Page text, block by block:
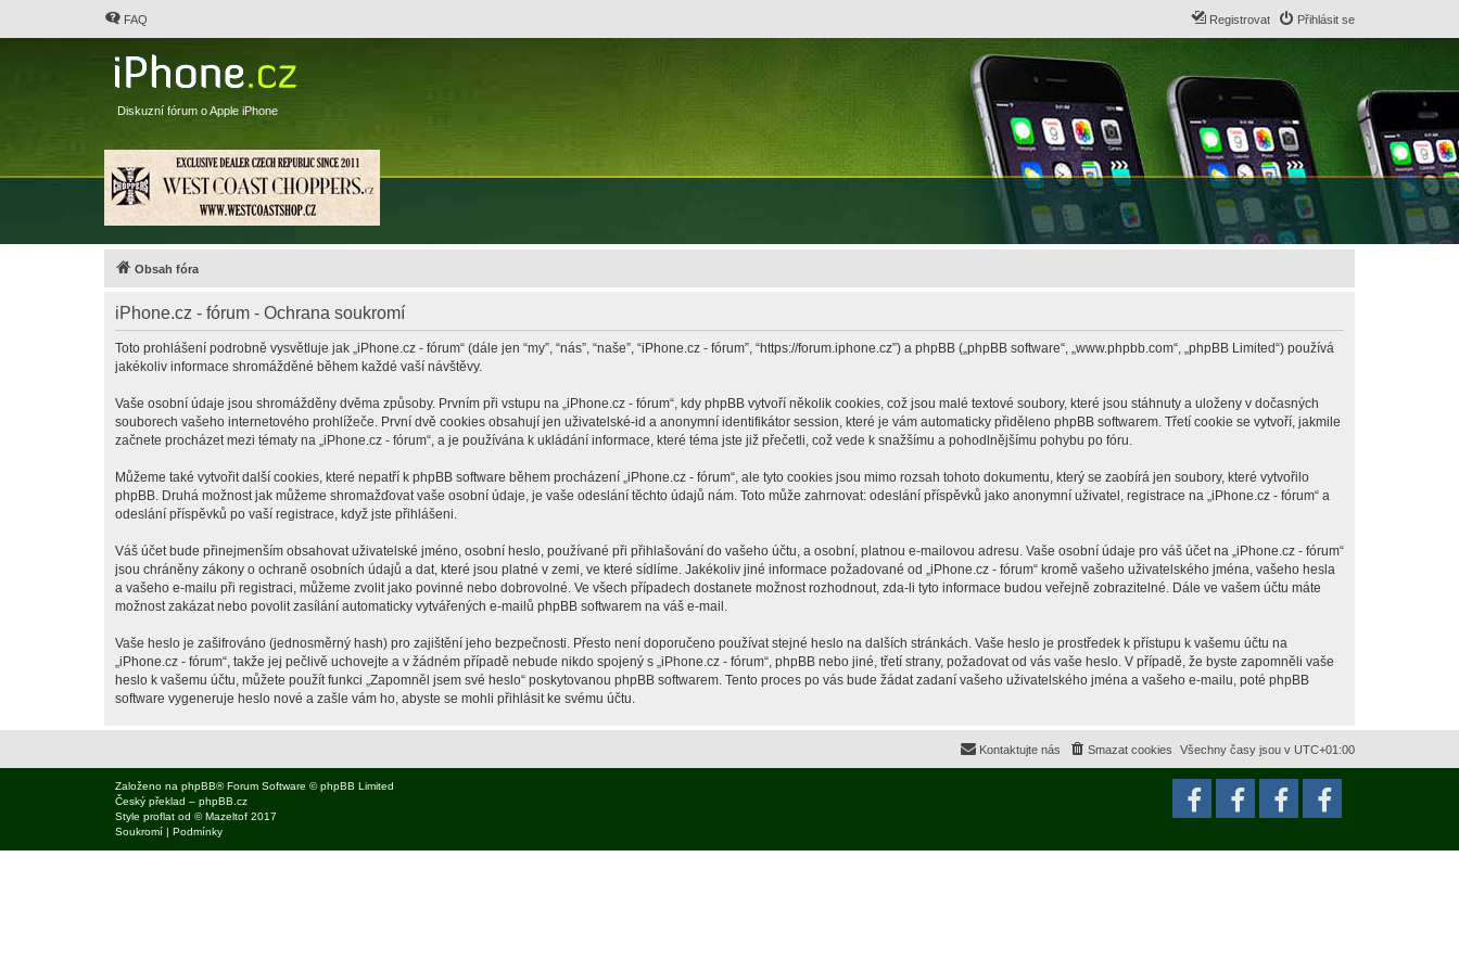
FAQ Přihlásit se
Registrovat
Diskuzní fórum o Apple iPhone
Obsah fóra
iPhone.cz - fórum - Ochrana soukromí
Toto prohlášení podrobně vysvětluje jak „iPhone.cz - fórum“ (dále jen “my”, “nás”, “naše”, “iPhone.cz - fórum”, “https://forum.iphone.cz”) a phpBB („phpBB software“, „www.phpbb.com“, „phpBB Limited“) používá
jakékoliv informace shromážděné během každé vaší návštěvy.
Vaše osobní údaje jsou shromážděny dvěma způsoby. Prvním při vstupu na „iPhone.cz - fórum“, kdy phpBB vytvoří několik cookies, což jsou malé textové soubory, které jsou stáhnuty a uloženy v dočasných
souborech vašeho internetového prohlížeče. První dvě cookies obsahují jen uživatelské-id a anonymní identifikátor session, které je vám automaticky přiděleno phpBB softwarem. Třetí cookie se vytvoří, jakmile
začnete procházet mezi tématy na „iPhone.cz - fórum“, a je používána k ukládání informace, které téma jste již přečetli, což vede k snažšímu a pohodlnějšímu pohybu po fóru.
Můžeme také vytvořit další cookies, které nepatří k phpBB software během procházení „iPhone.cz - fórum“, ale tyto cookies jsou mimo rozsah tohoto dokumentu, který se zaobírá jen soubory, které vytvořilo
phpBB. Druhá možnost jak můžeme shromažďovat vaše osobní údaje, je vaše odeslání těchto údajů nám. Toto může zahrnovat: odeslání příspěvků jako anonymní uživatel, registrace na „iPhone.cz - fórum“ a
odeslání příspěvků po vaší registrace, když jste přihlášeni.
Váš účet bude přinejmenším obsahovat uživatelské jméno, osobní heslo, používané při přihlašování do vašeho účtu, a osobní, platnou e-mailovou adresu. Vaše osobní údaje pro váš účet na „iPhone.cz - fórum“
jsou chráněny zákony o ochraně osobních údajů a dat, které jsou platné v zemi, ve které sídlíme. Jakékoliv jiné informace požadované od „iPhone.cz - fórum“ kromě vašeho uživatelského jména, vašeho hesla
a vašeho e-mailu při registraci, můžeme zvolit jako povinné nebo dobrovolné. Ve všech případech dostanete možnost rozhodnout, zda-li tyto informace budou veřejně zobrazitelné. Dále ve vašem účtu máte
možnost zakázat nebo povolit zasílání automaticky vytvářených e-mailů phpBB softwarem na váš e-mail.
Vaše heslo je zašifrováno (jednosměrný hash) pro zajištění jeho bezpečnosti. Přesto není doporučeno používat stejné heslo na dalších stránkách. Vaše heslo je prostředek k přístupu k vašemu účtu na
„iPhone.cz - fórum“, takže jej pečlivě uchovejte a v žádném případě nebude nikdo spojený s „iPhone.cz - fórum“, phpBB nebo jiné, třetí strany, požadovat od vás vaše heslo. V případě, že byste zapomněli vaše
heslo k vašemu účtu, můžete použít funkci „Zapomněl jsem své heslo“ poskytovanou phpBB softwarem. Tento proces po vás bude žádat zadaní vašeho uživatelského jména a vašeho e-mailu, poté phpBB
software vygeneruje heslo nové a zašle vám ho, abyste se mohli přihlásit ke svému účtu.
Všechny časy jsou v UTC+01:00
Smazat cookies
Kontaktujte nás
Založeno na phpBB® Forum Software © phpBB Limited
Český překlad – phpBB.cz
Style proflat od ©Mazeltof 2017
Soukromí | Podmínky